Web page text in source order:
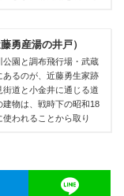
勇産湯の井戸）
園と調布飛行場・武蔵
るのが、近藤勇生家跡
街道と小金井に通じる道
物は、戦時下の昭和18
われることから取り